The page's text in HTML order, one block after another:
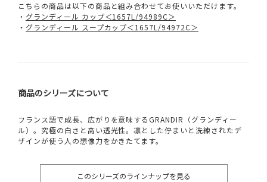
こちらの商品は以下の商品と組み合わせてお使いいただけます。
・ グランディール カップ＜1657L/94989C＞
・ グランディール スープカップ＜1657L/94972C＞
商品のシリーズについて
フランス語で成長、広がりを意味するGRANDIR（グランディー
ル）。究極の白さと高い透光性。凛とした佇まいと洗練されたデ
ザインが使う人の想像力をかきたてます。
このシリーズのラインナップを見る